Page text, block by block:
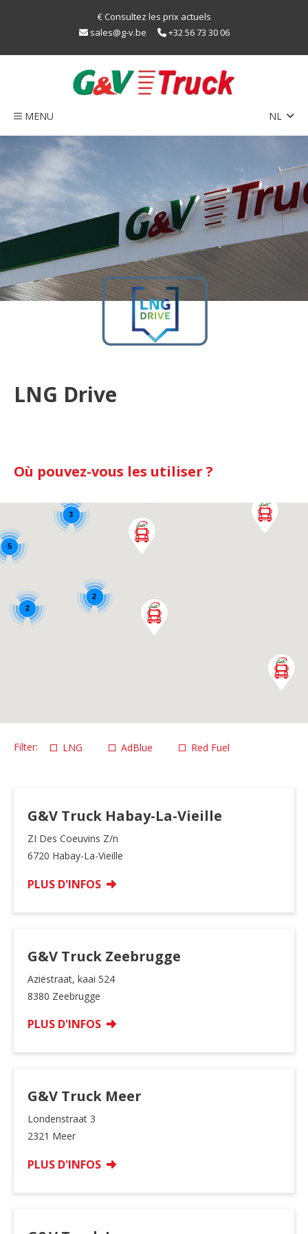
€ Consultez les prix actuels
sales@g-v.be
+32 56 73 30 06
NL
EN
MENU
Home
Réseau
Train
durabilité
LNG
Caps
LNG Drive
Où pouvez-vous les utiliser ?
5
5
3
2
2
LNG AdBlue Red Fuel
G&V Truck Habay-La-Vieille
ZI Des Coeuvins Z/n
6720 Habay-La-Vieille
PLUS D'INFOS
G&V Truck Zeebrugge
Aziëstraat, kaai 524
8380 Zeebrugge
PLUS D'INFOS
G&V Truck Meer
Londenstraat 3
2321 Meer
PLUS D'INFOS